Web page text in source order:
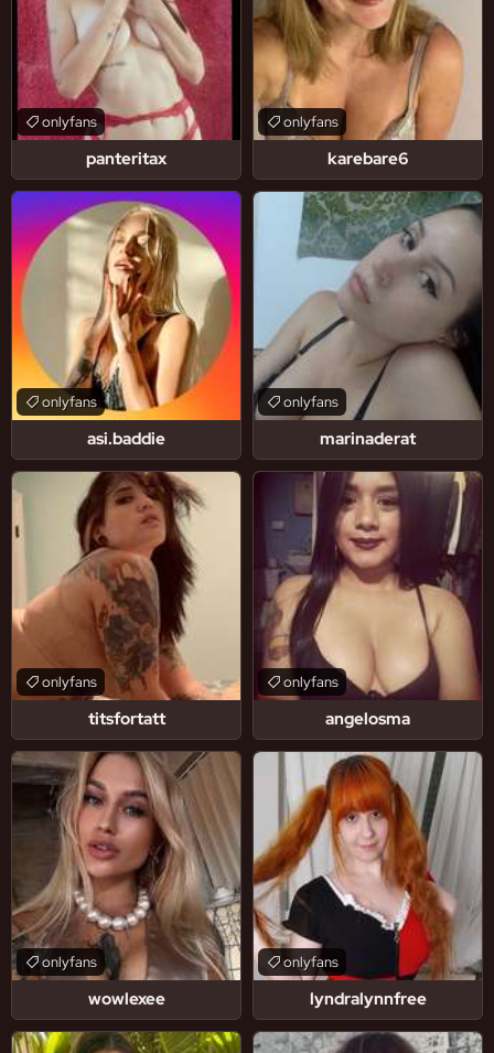
panteritax
onlyfans
karebare6
onlyfans
asi.baddie
onlyfans
marinaderat
onlyfans
titsfortatt
onlyfans
angelosma
onlyfans
wowlexee
onlyfans
lyndralynnfree
onlyfans